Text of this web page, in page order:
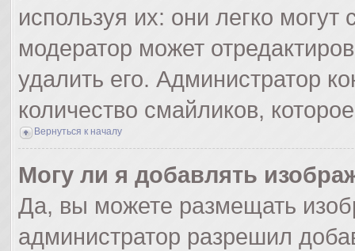
используя их: они легко
модератор может
удалить его. Администратор
количество смайликов,
Вернуться к началу
Могу ли я добавлять
Да, вы можете размещать
администратор разрешил